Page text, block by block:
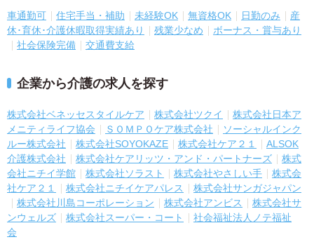
車通勤可 住宅手当・補助 未経験OK 無資格OK 日勤のみ
産
休･育休･介護休暇取得実績あり
残業少なめ
ボーナス・賞与あり
社会保険完備
交通費支給
企業から介護の求人を探す
株式会社ベネッセスタイルケア 株式会社ツクイ
株式会社日本ア
メニティライフ協会
ＳＯＭＰＯケア株式会社
ソーシャルインク
ルー株式会社
株式会社SOYOKAZE 株式会社ケア２１
ALSOK
介護株式会社
株式会社ケアリッツ・アンド・パートナーズ
株式
会社ニチイ学館
株式会社ソラスト 株式会社やさしい手
株式会
社ケア２１
株式会社ニチイケアパレス
株式会社サンガジャパン
株式会社川島コーポレーション
株式会社アンビス
株式会社サ
ンウェルズ
株式会社スーパー・コート
社会福祉法人ノテ福祉
会